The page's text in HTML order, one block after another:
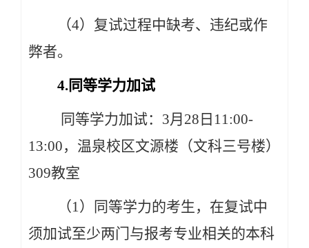
（4）复试过程中缺考、违纪或作
弊者。
4.同等学力加试
同等学力加试：3月28日11:00-
13:00，温泉校区文源楼（文科三号楼）
309教室
（1）同等学力的考生，在复试中
须加试至少两门与报考专业相关的本科